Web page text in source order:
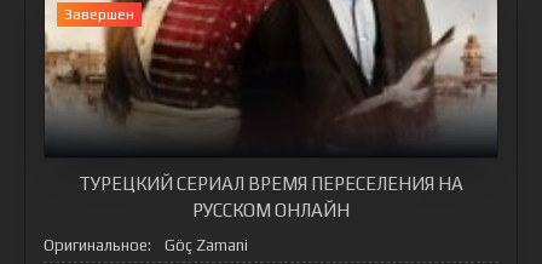
Завершен
ТУРЕЦКИЙ СЕРИАЛ ВРЕМЯ ПЕРЕСЕЛЕНИЯ НА
РУССКОМ ОНЛАЙН
Оригинальное:
Göç Zamani